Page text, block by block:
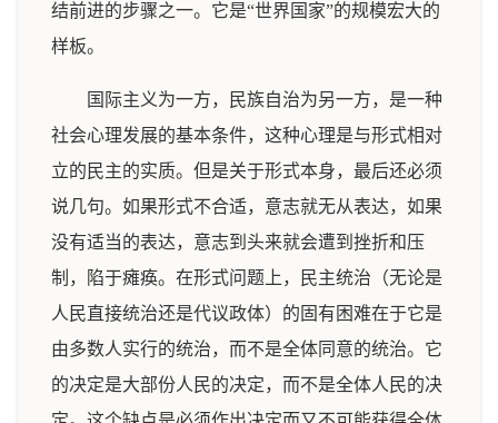
结前进的步骤之一。它是“世界国家”的规模宏大的
样板。
国际主义为一方，民族自治为另一方，是一种
社会心理发展的基本条件，这种心理是与形式相对
立的民主的实质。但是关于形式本身，最后还必须
说几句。如果形式不合适，意志就无从表达，如果
没有适当的表达，意志到头来就会遭到挫折和压
制，陷于瘫痪。在形式问题上，民主统治（无论是
人民直接统治还是代议政体）的固有困难在于它是
由多数人实行的统治，而不是全体同意的统治。它
的决定是大部份人民的决定，而不是全体人民的决